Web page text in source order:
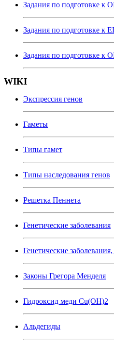
Задания по подготовке к
Задания по подготовке к
Задания по подготовке к
WIKI
Экспрессия генов
Гаметы
Типы гамет
Типы наследования генов
Решетка Пеннета
Генетические заболевания
Генетические
Законы Грегора Менделя
Гидроксид меди Cu(OH)2
Альдегиды